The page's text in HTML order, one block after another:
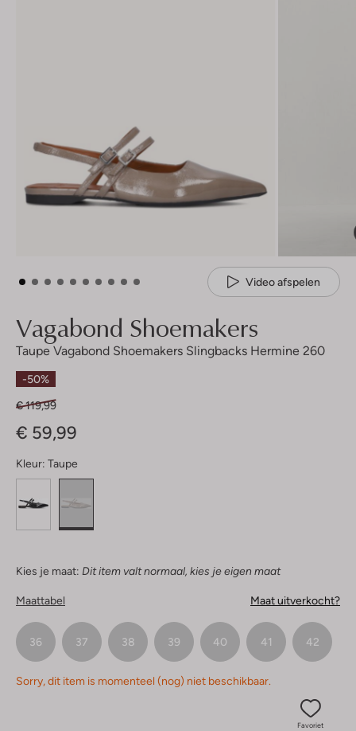
Video afspelen
Vagabond Shoemakers
Taupe Vagabond Shoemakers Slingbacks Hermine 260
-50%
€ 119,99
€ 59,99
Kleur: Taupe
Kies je maat: Dit item valt normaal, kies je eigen maat
Maattabel Maat uitverkocht?
36 37 38 39 40 41 42
Sorry, dit item is momenteel (nog) niet beschikbaar.
Favoriet